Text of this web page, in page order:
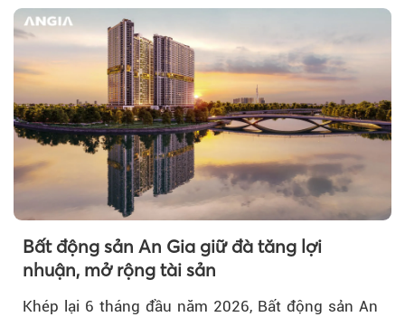
Bất động sản An Gia giữ đà tăng lợi
nhuận, mở rộng tài sản
Khép lại 6 tháng đầu năm 2026, Bất động sản An